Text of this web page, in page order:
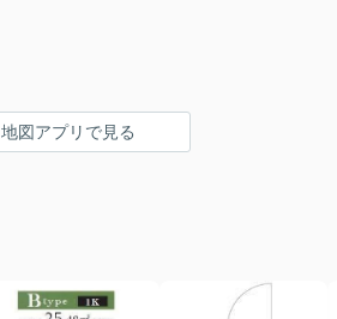
地図アプリで見る